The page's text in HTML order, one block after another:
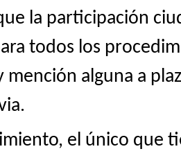
la participación
todos los
mención alguna a
el único que